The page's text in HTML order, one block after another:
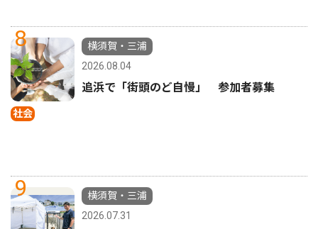
8
社会
横須賀・三浦
2026.08.04
追浜で「街頭のど自慢」 参加者募集
9
横須賀・三浦
2026.07.31